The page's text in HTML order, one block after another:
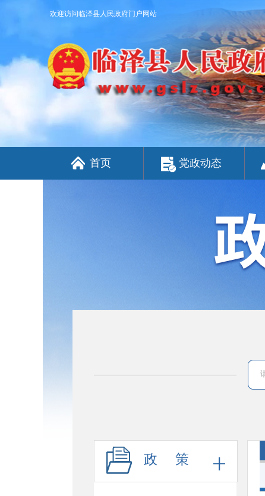
欢迎访问临泽县人民政府门户网站
首页 党政动态
政 策